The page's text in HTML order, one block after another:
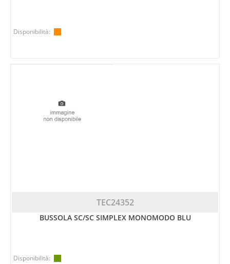
Disponibilità:
TEC24352
BUSSOLA SC/SC SIMPLEX MONOMODO BLU
Disponibilità: